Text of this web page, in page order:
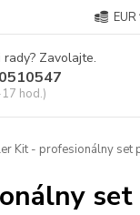
EUR
Zavolajte.
hod.)
Kit - profesionálny